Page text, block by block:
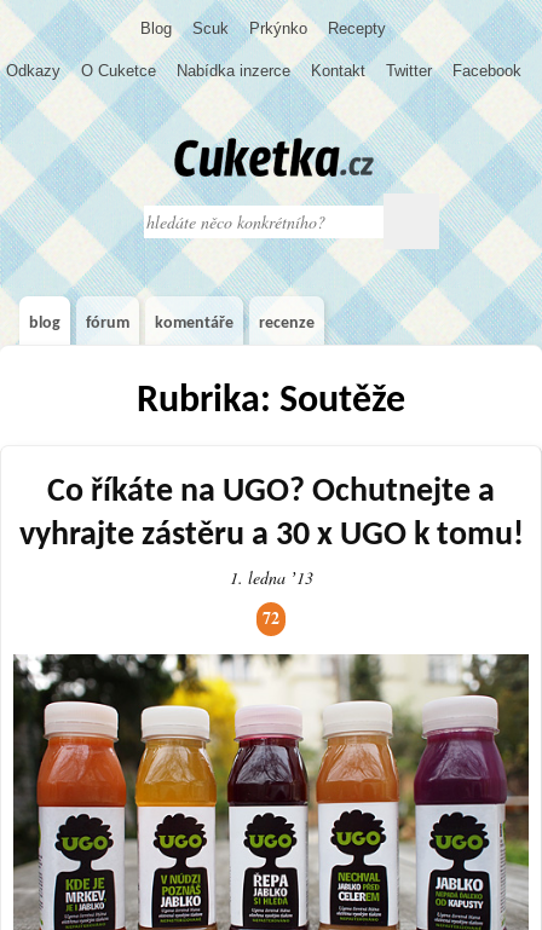
Blog Scuk Prkýnko Recepty
Odkazy O Cuketce Nabídka inzerce Kontakt Twitter Facebook
blog fórum komentáře recenze
Rubrika: Soutěže
Co říkáte na UGO? Ochutnejte a
vyhrajte zástěru a 30 x UGO k tomu!
1. ledna ʼ13
72